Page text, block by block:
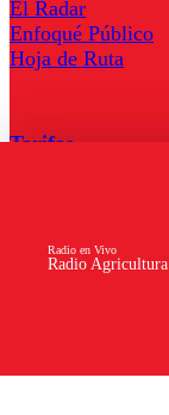
Radio Agricultura
Radio en Vivo
El Radar
Enfoqué Público
Hoja de Ruta
Tarifas